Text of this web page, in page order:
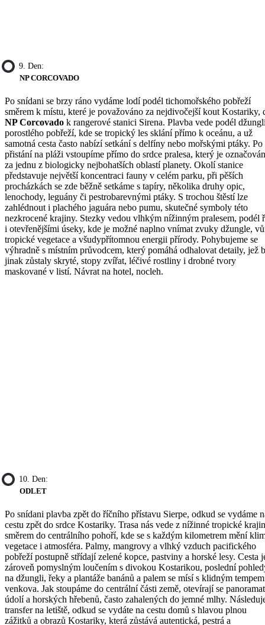
9. Den:
NP CORCOVADO
Po snídani se brzy ráno vydáme lodí podél tichomořského pobřeží
směrem k místu, které je považováno za nejdivočejší kout Kostariky,
NP Corcovado k rangerové stanici Sirena. Plavba vede podél
porostlého pobřeží, kde se tropický les sklání přímo k oceánu, a už
samotná cesta často nabízí setkání s delfíny nebo mořskými ptáky. Po
přistání na pláži vstoupíme přímo do srdce pralesa, který je označován
za jednu z biologicky nejbohatších oblastí planety. Okolí stanice
představuje největší koncentraci fauny v celém parku, při pěších
procházkách se zde běžně setkáme s tapíry, několika druhy opic,
lenochody, leguány či pestrobarevnými ptáky. S trochou štěstí lze
zahlédnout i plachého jaguára nebo pumu, skutečné symboly této
nezkrocené krajiny. Stezky vedou vlhkým nížinným pralesem, podél
i otevřenějšími úseky, kde je možné naplno vnímat zvuky džungle,
tropické vegetace a všudypřítomnou energii přírody. Pohybujeme se
výhradně s místním průvodcem, který pomáhá odhalovat detaily, jež
jinak zůstaly skryté, stopy zvířat, léčivé rostliny i drobné tvory
maskované v listí. Návrat na hotel, nocleh.
10. Den:
ODLET
Po snídani plavba zpět do říčního přístavu Sierpe, odkud se vydáme
cestu zpět do srdce Kostariky. Trasa nás vede z nížinné tropické
směrem do centrálního pohoří, kde se s každým kilometrem mění
vegetace i atmosféra. Palmy, mangrovy a vlhký vzduch pacifického
pobřeží postupně střídají zelené kopce, pastviny a horské lesy. Cesta
zároveň pomyslným loučením s divokou Kostarikou, poslední
na džungli, řeky a plantáže banánů a palem se mísí s klidným tempem
venkova. Jak stoupáme do centrální části země, otevírají se
údolí a horských hřebenů, často zahalených do jemné mlhy.
transfer na letiště, odkud se vydáte na cestu domů s hlavou plnou
zážitků a obrazů Kostariky, která zůstává autentická, pestrá a